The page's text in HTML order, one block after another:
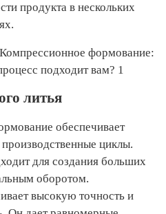
продукта в нескольких
литья
обеспечивает
циклы.
для создания больших
оборотом.
высокую точность и